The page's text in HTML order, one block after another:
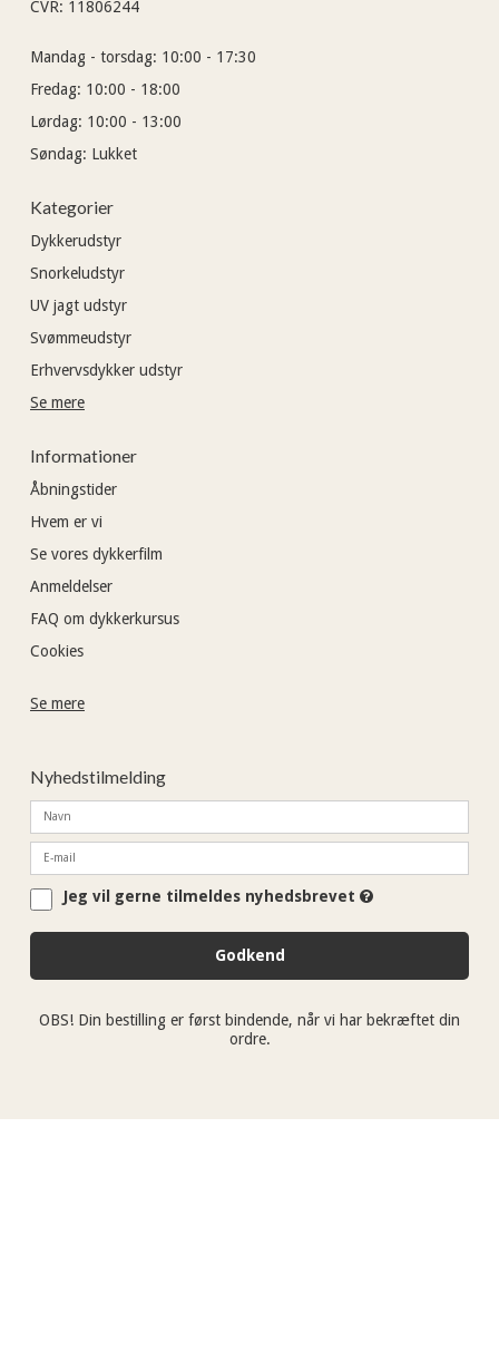
CVR: 11806244
Mandag - torsdag: 10:00 - 17:30
Fredag: 10:00 - 18:00
Lørdag: 10:00 - 13:00
Søndag: Lukket
Kategorier
Dykkerudstyr
Snorkeludstyr
UV jagt udstyr
Svømmeudstyr
Erhvervsdykker udstyr
Se mere
Informationer
Åbningstider
Hvem er vi
Se vores dykkerfilm
Anmeldelser
FAQ om dykkerkursus
Cookies
Se mere
Nyhedstilmelding
Jeg vil gerne tilmeldes nyhedsbrevet
Godkend
OBS! Din bestilling er først bindende, når vi har bekræftet din
ordre.